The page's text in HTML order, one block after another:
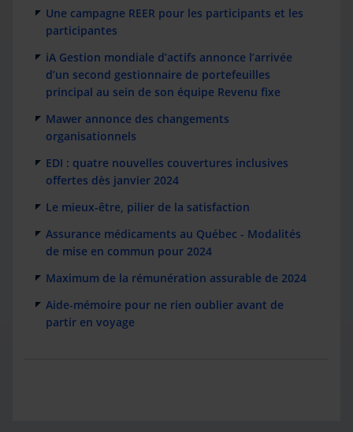
Une campagne REER pour les participants et les
participantes
iA Gestion mondiale d’actifs annonce l’arrivée
d’un second gestionnaire de portefeuilles
principal au sein de son équipe Revenu fixe
Mawer annonce des changements
organisationnels
EDI : quatre nouvelles couvertures inclusives
offertes dès janvier 2024
Le mieux-être, pilier de la satisfaction
Assurance médicaments au Québec - Modalités
de mise en commun pour 2024
Maximum de la rémunération assurable de 2024
Aide-mémoire pour ne rien oublier avant de
partir en voyage